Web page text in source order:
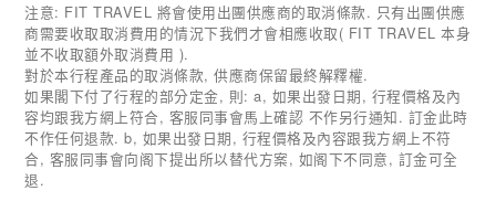
注意: FIT TRAVEL 將會使用出團供應商的取消條款. 只有出團供應
商需要收取取消費用的情況下我們才會相應收取( FIT TRAVEL 本身
並不收取額外取消費用 ).
對於本行程產品的取消條款, 供應商保留最終解釋權.
如果閣下付了行程的部分定金, 則: a, 如果出發日期, 行程價格及內
容均跟我方網上符合, 客服同事會馬上確認 不作另行通知. 訂金此時
不作任何退款. b, 如果出發日期, 行程價格及內容跟我方網上不符
合, 客服同事會向阁下提出所以替代方案, 如阁下不同意, 訂金可全
退.